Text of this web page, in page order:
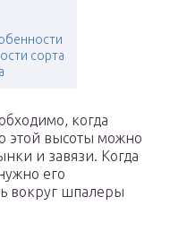
сорта
когда
этой высоты можно
и завязи. Когда
его
вокруг шпалеры